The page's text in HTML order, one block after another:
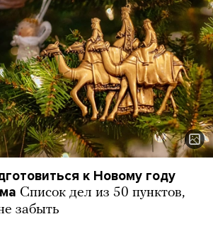
к Новому году
Список дел из 50 пунктов,
забыть